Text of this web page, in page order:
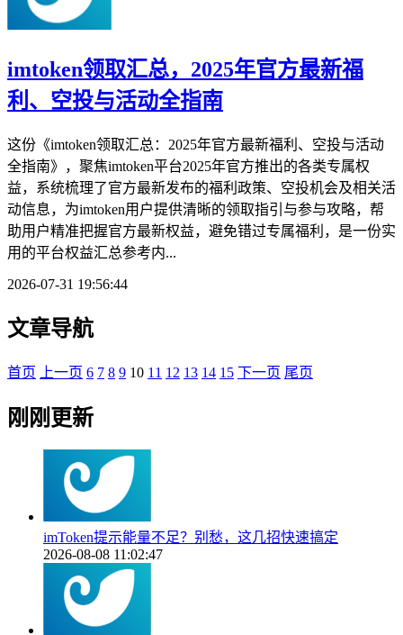
imtoken领取汇总，2025年官方最新福
利、空投与活动全指南
这份《imtoken领取汇总：2025年官方最新福利、空投与活动
全指南》，聚焦imtoken平台2025年官方推出的各类专属权
益，系统梳理了官方最新发布的福利政策、空投机会及相关活
动信息，为imtoken用户提供清晰的领取指引与参与攻略，帮
助用户精准把握官方最新权益，避免错过专属福利，是一份实
用的平台权益汇总参考内...
2026-07-31 19:56:44
文章导航
首页 上一页 6 7 8 9 10 11 12 13 14 15 下一页 尾页
刚刚更新
imToken提示能量不足？别愁，这几招快速搞定
2026-08-08 11:02:47